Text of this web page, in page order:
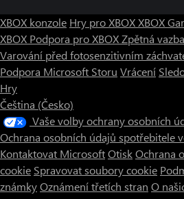
XBOX konzole Hry pro XBOXXBOX
XBOX Podpora pro XBOXZpětná vazba
Varování před fotosenzitivním
Podpora Microsoft Storu Vrácení
Hry
Čeština (Česko)
Vaše volby ochrany osobních
Ochrana osobních údajů spotřebitele
Kontaktovat MicrosoftOtiskOchrana
cookie Spravovat soubory cookie
známkyOznámení třetích stran O